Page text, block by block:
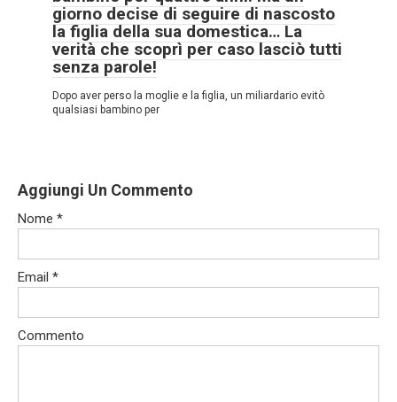
giorno decise di seguire di nascosto
la figlia della sua domestica… La
verità che scoprì per caso lasciò tutti
senza parole!
Dopo aver perso la moglie e la figlia, un miliardario evitò
qualsiasi bambino per
Aggiungi Un Commento
Nome *
Email *
Commento